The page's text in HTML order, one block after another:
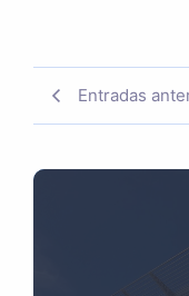
Entradas